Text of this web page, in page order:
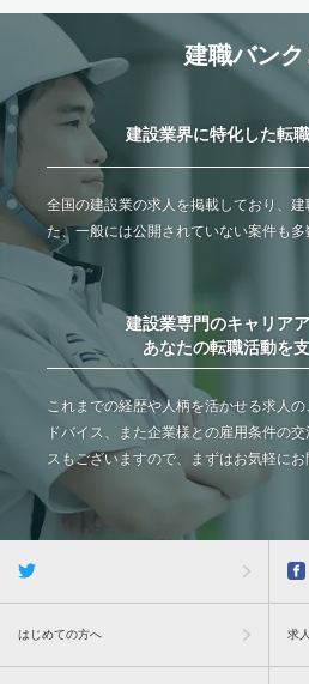
建職バンク
建設業界に特化した転
全国の建設業の求人を掲載しており、
た、一般には公開されていない案件も多
建設業専門のキャリア
あなたの転職活動を支
これまでの経歴や人柄を活かせる求人
ドバイス、また企業様との雇用条件の
スもございますので、まずはお気軽にお
はじめての方へ 求